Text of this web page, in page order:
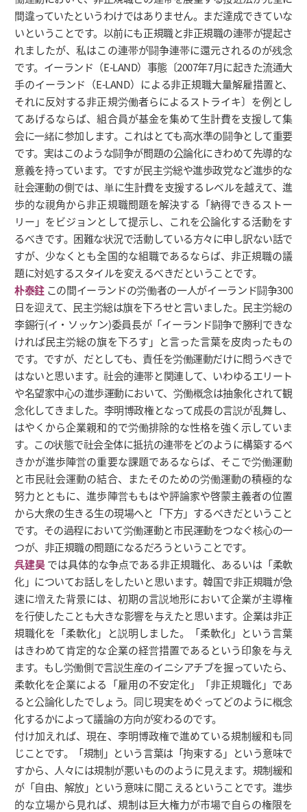
間違っていたというわけではありません。まだ達成できていな
いということです。以前にも正規職と非正規職の連帯が提起さ
れましたが、私はこの連帯が闘争連帯に還元されるのが残念
です。イーランド（E-LAND）事態〔2007年7月に起きた流通大
手のイーランド（E-LAND）による非正規職大量解雇措置と、
それに反対する非正規労働者らによるストライキ〕を例とし
てあげるならば、組合員が基金を集めて生計費を支援して集
会に一緒に参加します。これはとても高水準の闘争として重要
です。実はこのような闘争が問題の公論化にきわめて先導的な
意義を持っています。ですが民主労総や進歩政党など進歩的な
社会運動の側では、単に生計費を支援するレベルを越えて、進
歩的な視角から非正規職問題を解決する「納得できるストー
リー」をビジョンとして提示し、これを公論化する活動をす
るべきです。困難な状況で活動している方々に申し訳ない話で
すが、少なくとも全国的な組職であるならば、非正規職の議
題に対処するスタイルを変えるべきだということです。
朴泰鉒 この間イーランドの労働者の一人がイーランド闘争300
日を迎えて、民主労総は旗を下ろせと言いました。民主労総の
李錫行(イ・ソッケン)委員長が「イーランド闘争で勝利できな
ければ民主労総の旗を下ろす」と言った言葉を皮肉ったもの
です。ですが、だとしても、責任を労働運動だけに問うべきで
はないと思います。社会的連帯と関連して、いわゆるエリート
や名望家中心の進歩運動において、労働概念は抽象化されて観
念化してきました。李明博政権となって成長の言説が乱舞し、
はやくから企業親和的で労働排除的な性格を強く示していま
す。この状態で社会全体に抵抗の連帯をどのように構築するべ
きかが進歩陣営の重要な課題であるならば、そこで労働運動
と市民社会運動の結合、またそのための労働運動の積極的な
努力とともに、進歩陣営ももはや評論家や啓蒙主義者の位置
から大衆の生きる生の現場へと「下方」するべきだということ
です。その過程において労働運動と市民運動をつなぐ核心の一
つが、非正規職の問題になるだろうということです。
呉建昊では具体的な争点である非正規職化、あるいは「柔軟
化」についてお話しをしたいと思います。韓国で非正規職が急
速に増えた背景には、初期の言説地形において企業が主導権
を行使したことも大きな影響を与えたと思います。企業は非正
規職化を「柔軟化」と説明しました。「柔軟化」という言葉
はきわめて肯定的な企業の経営措置であるという印象を与え
ます。もし労働側で言説生産のイニシアチブを握っていたら、
柔軟化を企業による「雇用の不安定化」「非正規職化」であ
ると公論化したでしょう。同じ現実をめぐってどのように概念
化するかによって議論の方向が変わるのです。
付け加えれば、現在、李明博政権で進めている規制緩和も同
じことです。「規制」という言葉は「拘束する」という意味で
すから、人々には規制が悪いもののように見えます。規制緩和
が「自由、解放」という意味に聞こえるということです。進歩
的な立場から見れば、規制は巨大権力が市場で自らの権限を